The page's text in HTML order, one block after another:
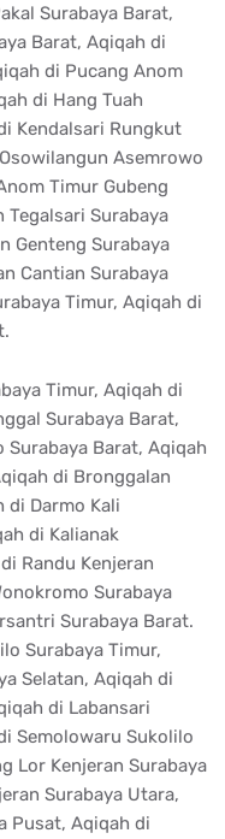
Surabaya Barat,
Barat, Aqiqah di
di Pucang Anom
di Hang Tuah
Kendalsari Rungkut
Asemrowo
Timur Gubeng
Tegalsari Surabaya
Genteng Surabaya
Cantian Surabaya
Timur, Aqiqah di
Timur, Aqiqah di
Surabaya Barat,
Surabaya Barat, Aqiqah
di Bronggalan
di Darmo Kali
di Kalianak
Randu Kenjeran
Surabaya
Surabaya Barat.
Surabaya Timur,
Selatan, Aqiqah di
di Labansari
Semolowaru Sukolilo
Lor Kenjeran Surabaya
Surabaya Utara,
Pusat, Aqiqah di